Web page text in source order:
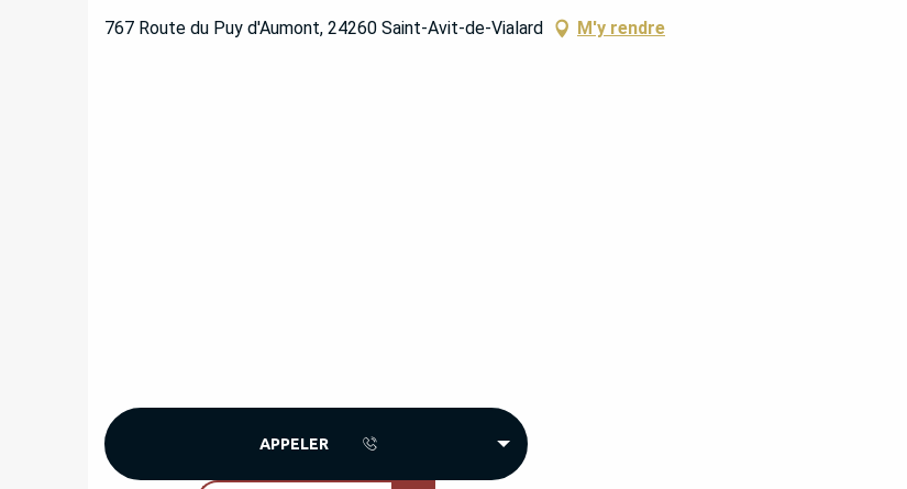
767 Route du Puy d'Aumont, 24260 Saint-Avit-de-Vialard M'y rendre
APPELER